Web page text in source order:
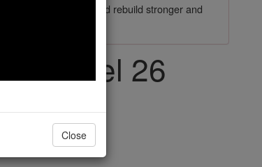
, we could rebuild stronger and
Kapitel 26
Close